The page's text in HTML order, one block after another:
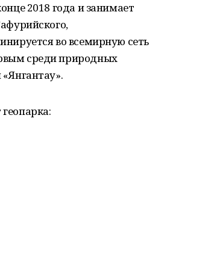
2018 года и занимает
во всемирную сеть
среди природных